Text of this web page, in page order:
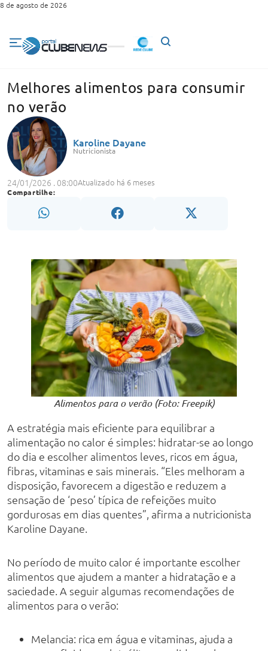
8 de agosto de 2026
Melhores alimentos para consumir
no verão
Karoline Dayane
Nutricionista
24/01/2026 . 08:00Atualizado há 6 meses
Compartilhe:
Alimentos para o verão (Foto: Freepik)
A estratégia mais eficiente para equilibrar a
alimentação no calor é simples: hidratar-se ao longo
do dia e escolher alimentos leves, ricos em água,
fibras, vitaminas e sais minerais. “Eles melhoram a
disposição, favorecem a digestão e reduzem a
sensação de ‘peso’ típica de refeições muito
gordurosas em dias quentes”, afirma a nutricionista
Karoline Dayane.
No período de muito calor é importante escolher
alimentos que ajudem a manter a hidratação e a
saciedade. A seguir algumas recomendações de
alimentos para o verão:
Melancia: rica em água e vitaminas, ajuda a